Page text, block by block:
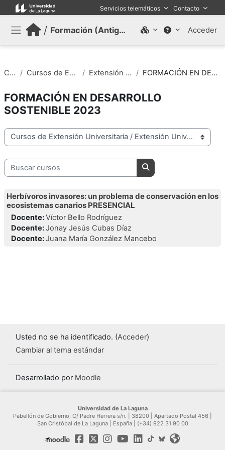
Salta al contenido principal Servicios telemáticos Contacto
/ Formación (Antiguo) Acceder
Cursos Cursos de Extensión Universitaria Extensión Universitaria 2023 FORMACIÓN EN DESARROLLO SOSTENIBLE 2023
FORMACIÓN EN DESARROLLO
SOSTENIBLE 2023
Categorías
Buscar cursos
Buscar cursos
Herbívoros invasores: un problema de conservación en los
ecosistemas canarios PRESENCIAL
Docente:Víctor Bello Rodríguez
Docente:Jonay Jesús Cubas Díaz
Docente:Juana María González Mancebo
Usted no se ha identificado. (Acceder)
Cambiar al tema estándar
Desarrollado por Moodle
Universidad de La Laguna
Pabellón de Gobierno, C/ Padre Herrera s/n. | 38200 | Apartado Postal 456 |
San Cristóbal de La Laguna | España | (+34) 922 31 90 00